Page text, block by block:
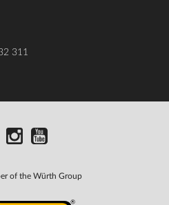
311
of the Würth Group